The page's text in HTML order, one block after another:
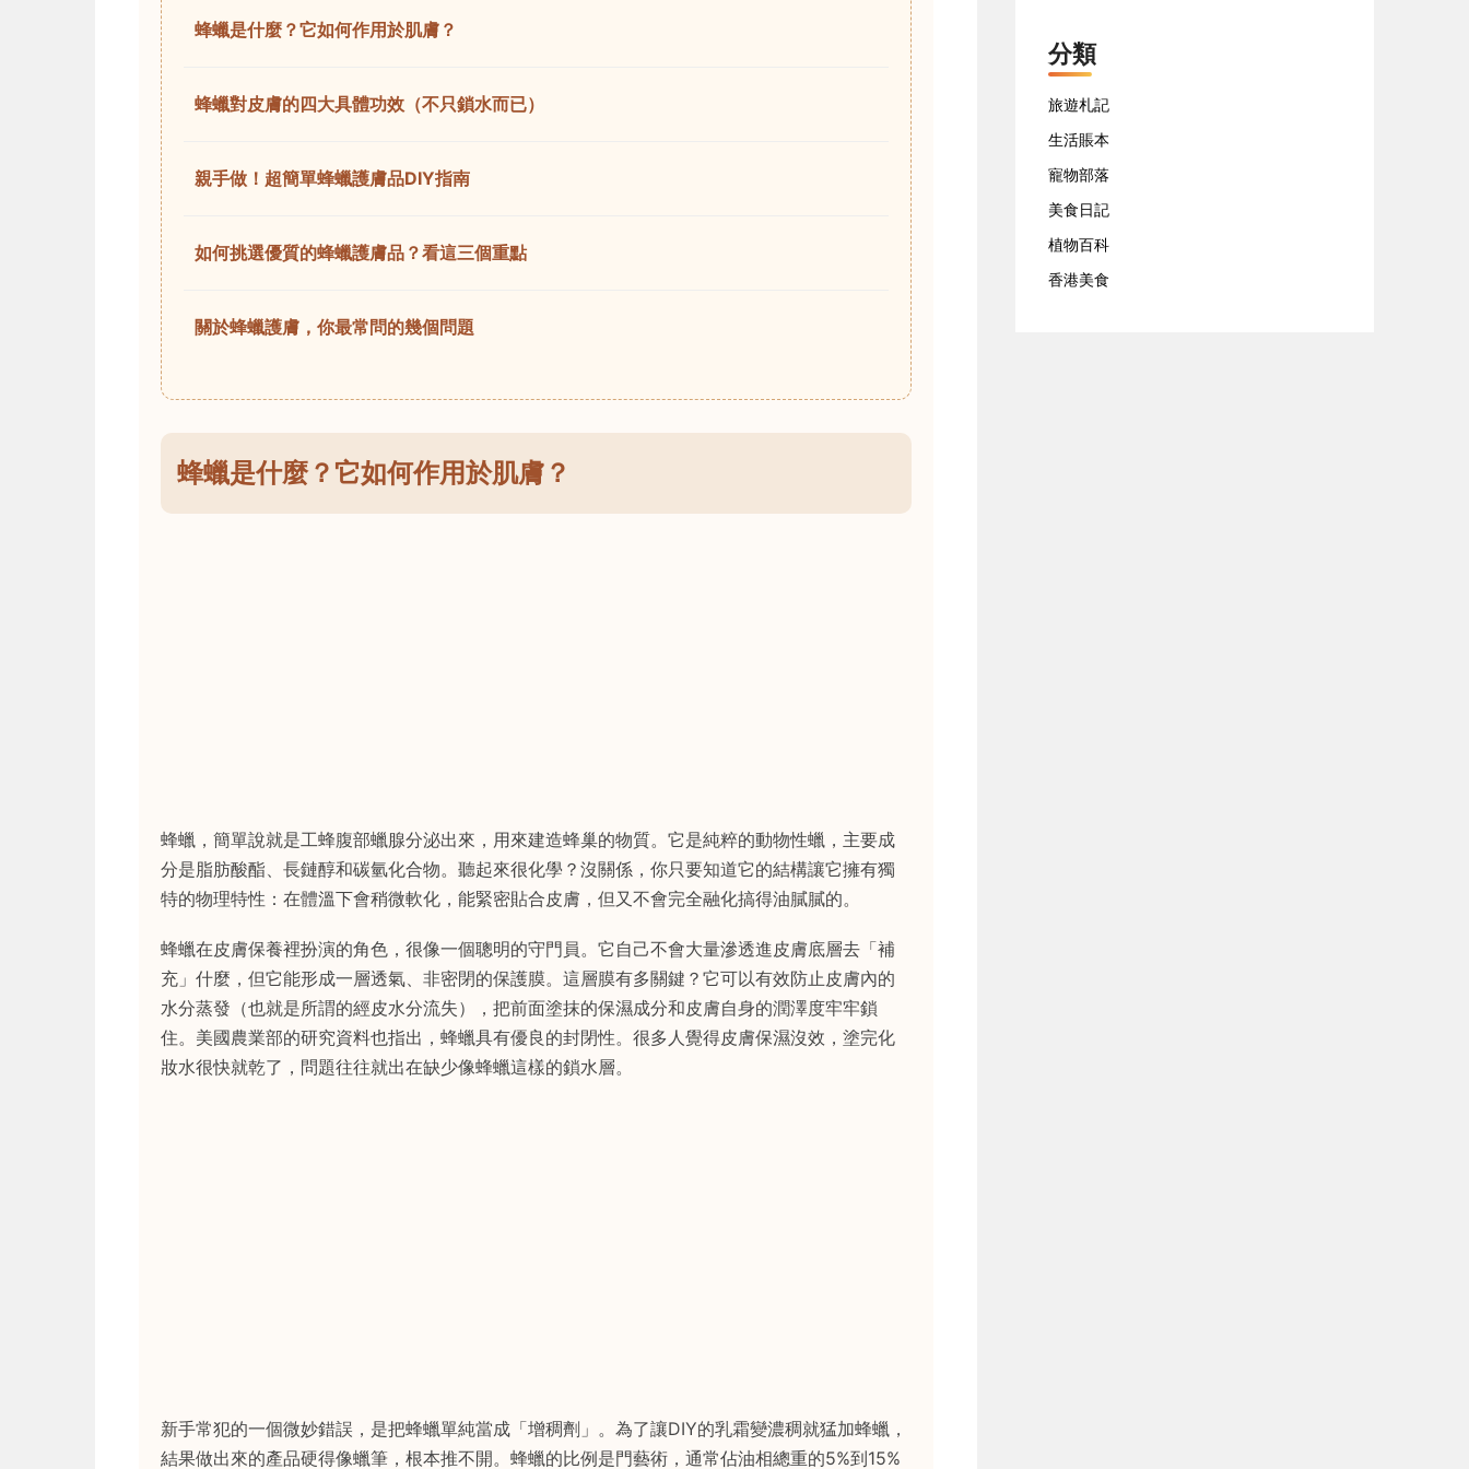
蜂蠟是什麼？它如何作用於肌膚？
蜂蠟對皮膚的四大具體功效（不只鎖水而已）
親手做！超簡單蜂蠟護膚品DIY指南
如何挑選優質的蜂蠟護膚品？看這三個重點
關於蜂蠟護膚，你最常問的幾個問題
蜂蠟是什麼？它如何作用於肌膚？
蜂蠟，簡單說就是工蜂腹部蠟腺分泌出來，用來建造蜂巢的物質。它是純粹的動物性蠟，主要成
分是脂肪酸酯、長鏈醇和碳氫化合物。聽起來很化學？沒關係，你只要知道它的結構讓它擁有獨
特的物理特性：在體溫下會稍微軟化，能緊密貼合皮膚，但又不會完全融化搞得油膩膩的。
蜂蠟在皮膚保養裡扮演的角色，很像一個聰明的守門員。它自己不會大量滲透進皮膚底層去「補
充」什麼，但它能形成一層透氣、非密閉的保護膜。這層膜有多關鍵？它可以有效防止皮膚內的
水分蒸發（也就是所謂的經皮水分流失），把前面塗抹的保濕成分和皮膚自身的潤澤度牢牢鎖
住。美國農業部的研究資料也指出，蜂蠟具有優良的封閉性。很多人覺得皮膚保濕沒效，塗完化
妝水很快就乾了，問題往往就出在缺少像蜂蠟這樣的鎖水層。
新手常犯的一個微妙錯誤，是把蜂蠟單純當成「增稠劑」。為了讓DIY的乳霜變濃稠就猛加蜂蠟，
結果做出來的產品硬得像蠟筆，根本推不開。蜂蠟的比例是門藝術，通常佔油相總重的5%到15%
分類
旅遊札記
生活賬本
寵物部落
美食日記
植物百科
香港美食